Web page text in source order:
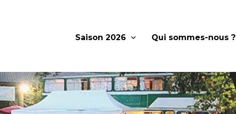
Saison 2026 Qui sommes-nous ?